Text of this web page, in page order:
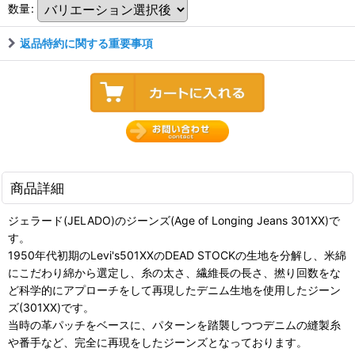
数量:
返品特約に関する重要事項
商品詳細
ジェラード(JELADO)のジーンズ(Age of Longing Jeans 301XX)で
す。
1950年代初期のLevi's501XXのDEAD STOCKの生地を分解し、米綿
にこだわり綿から選定し、糸の太さ、繊維長の長さ、撚り回数をな
ど科学的にアプローチをして再現したデニム生地を使用したジーン
ズ(301XX)です。
当時の革パッチをベースに、パターンを踏襲しつつデニムの縫製糸
や番手など、完全に再現をしたジーンズとなっております。